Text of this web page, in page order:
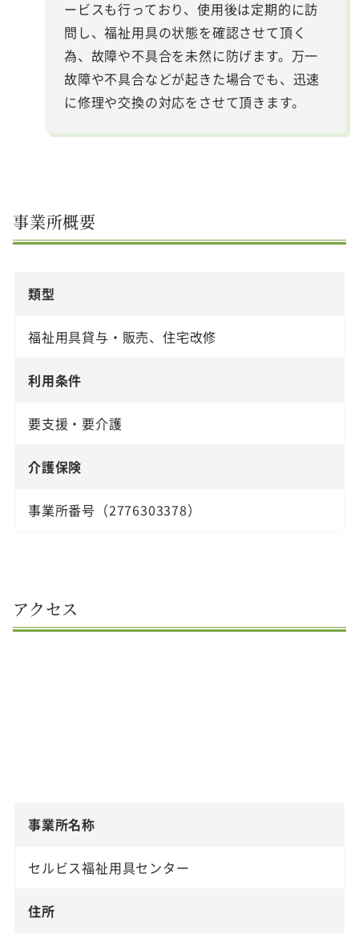
ービスも行っており、使用後は定期的に訪
問し、福祉用具の状態を確認させて頂く
為、故障や不具合を未然に防げます。万一
故障や不具合などが起きた場合でも、迅速
に修理や交換の対応をさせて頂きます。
事業所概要
類型
福祉用具貸与・販売、住宅改修
利用条件
要支援・要介護
介護保険
事業所番号（2776303378）
アクセス
事業所名称
セルビス福祉用具センター
住所